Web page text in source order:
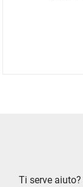
Ti serve aiuto?